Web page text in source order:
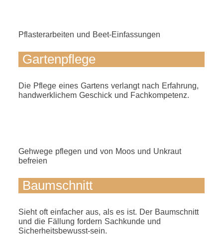
Pflasterarbeiten und Beet-Einfassungen
Gartenpflege
Die Pflege eines Gartens verlangt nach Erfahrung,
handwerklichem Geschick und Fachkompetenz.
Gehwege pflegen und von Moos und Unkraut
befreien
Baumschnitt
Sieht oft einfacher aus, als es ist. Der Baumschnitt
und die Fällung fordern Sachkunde und
Sicherheitsbewusst-sein.